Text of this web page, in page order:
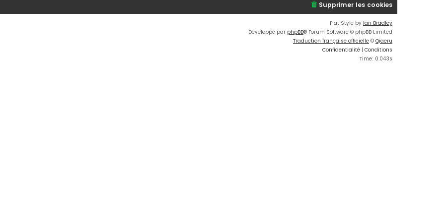
Supprimer les cookies
Flat Style by Ian Bradley
Développé par phpBB® Forum Software © phpBB Limited
Traduction française officielle © Qiaeru
Confidentialité | Conditions
Time: 0.043s